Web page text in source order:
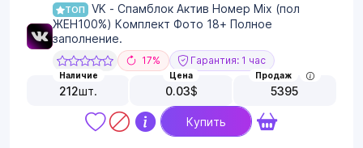
ТОП
VK - Спамблок Актив Номер Mix (пол
ЖЕН100%) Комплект Фото 18+ Полное
заполнение.
17% Гарантия: 1 час
Наличие
212шт.
Цена
0.03$
Продаж
5395
Купить